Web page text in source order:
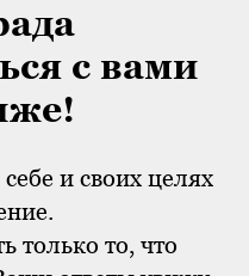
с вами
и своих целях
только то, что